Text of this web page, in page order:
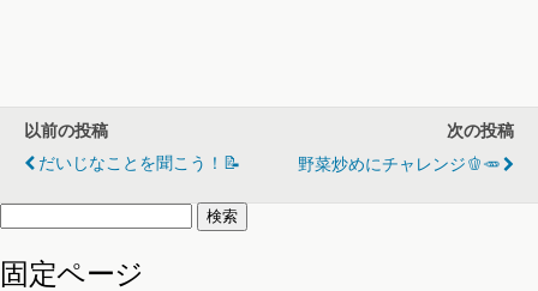
以前の投稿
だいじなことを聞こう！📝
次の投稿
野菜炒めにチャレンジ🫑🥕
検
固定ページ